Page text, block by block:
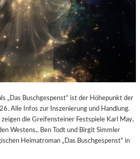
„Das Buschgespenst“ ist der Höhepunkt der
Alle Infos zur Inszenierung und Handlung.
die Greifensteiner Festspiele Karl May,
Westens,. Ben Todt und Birgit Simmler
Heimatroman „Das Buschgespenst“ in